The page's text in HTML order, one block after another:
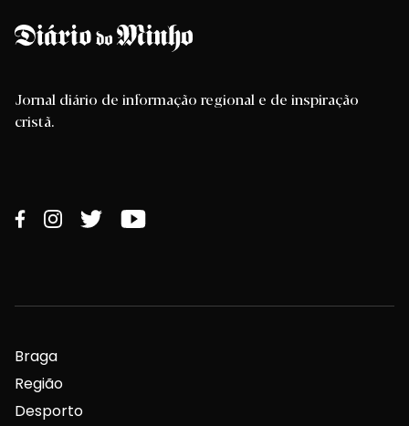
Jornal diário de informação regional e de inspiração
cristã.
Braga
Região
Desporto